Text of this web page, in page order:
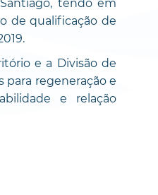
tendo em
de qualificação de
e a Divisão de
para regeneração e
e relação